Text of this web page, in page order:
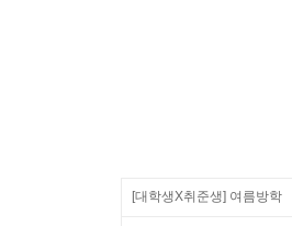
[대학생X취준생] 여름방학